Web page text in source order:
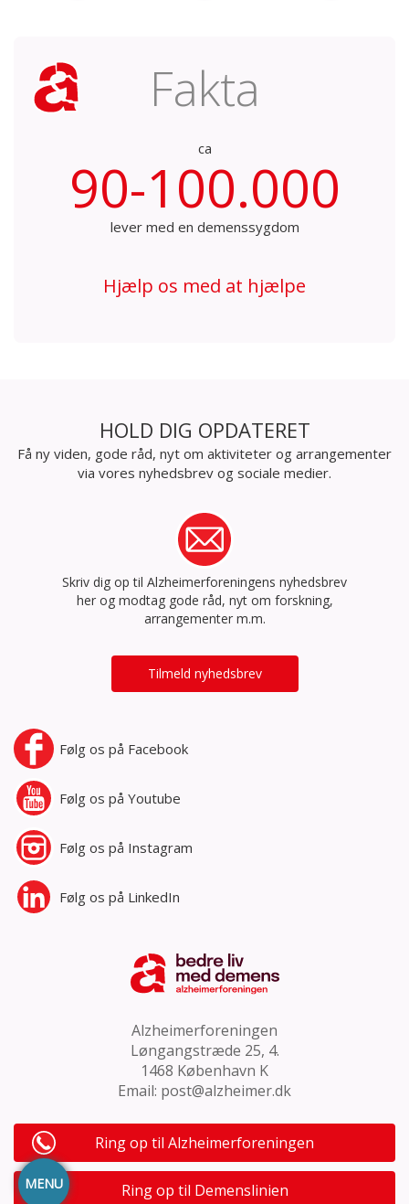
MENU
Fakta
ca
90-100.000
lever med en demenssygdom
Hjælp os med at hjælpe
HOLD DIG OPDATERET
Få ny viden, gode råd, nyt om aktiviteter og arrangementer
via vores nyhedsbrev og sociale medier.
Skriv dig op til Alzheimerforeningens nyhedsbrev
her og modtag gode råd, nyt om forskning,
arrangementer m.m.
Tilmeld nyhedsbrev
Følg os på Facebook
Følg os på Youtube
Følg os på Instagram
Følg os på LinkedIn
Alzheimerforeningen
Løngangstræde 25, 4.
1468 København K
Email: post@alzheimer.dk
Ring op til Alzheimerforeningen
Ring op til Demenslinien